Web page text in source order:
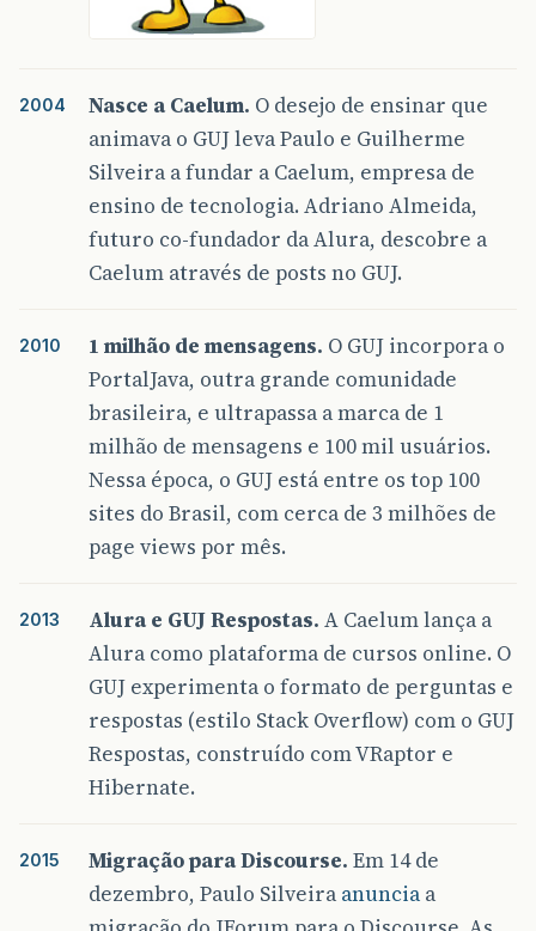
2004 Nasce a Caelum. O desejo de ensinar que
animava o GUJ leva Paulo e Guilherme
Silveira a fundar a Caelum, empresa de
ensino de tecnologia. Adriano Almeida,
futuro co-fundador da Alura, descobre a
Caelum através de posts no GUJ.
2010 1 milhão de mensagens. O GUJ incorpora o
PortalJava, outra grande comunidade
brasileira, e ultrapassa a marca de 1
milhão de mensagens e 100 mil usuários.
Nessa época, o GUJ está entre os top 100
sites do Brasil, com cerca de 3 milhões de
page views por mês.
2013 Alura e GUJ Respostas. A Caelum lança a
Alura como plataforma de cursos online. O
GUJ experimenta o formato de perguntas e
respostas (estilo Stack Overflow) com o GUJ
Respostas, construído com VRaptor e
Hibernate.
2015 Migração para Discourse. Em 14 de
dezembro, Paulo Silveira anuncia a